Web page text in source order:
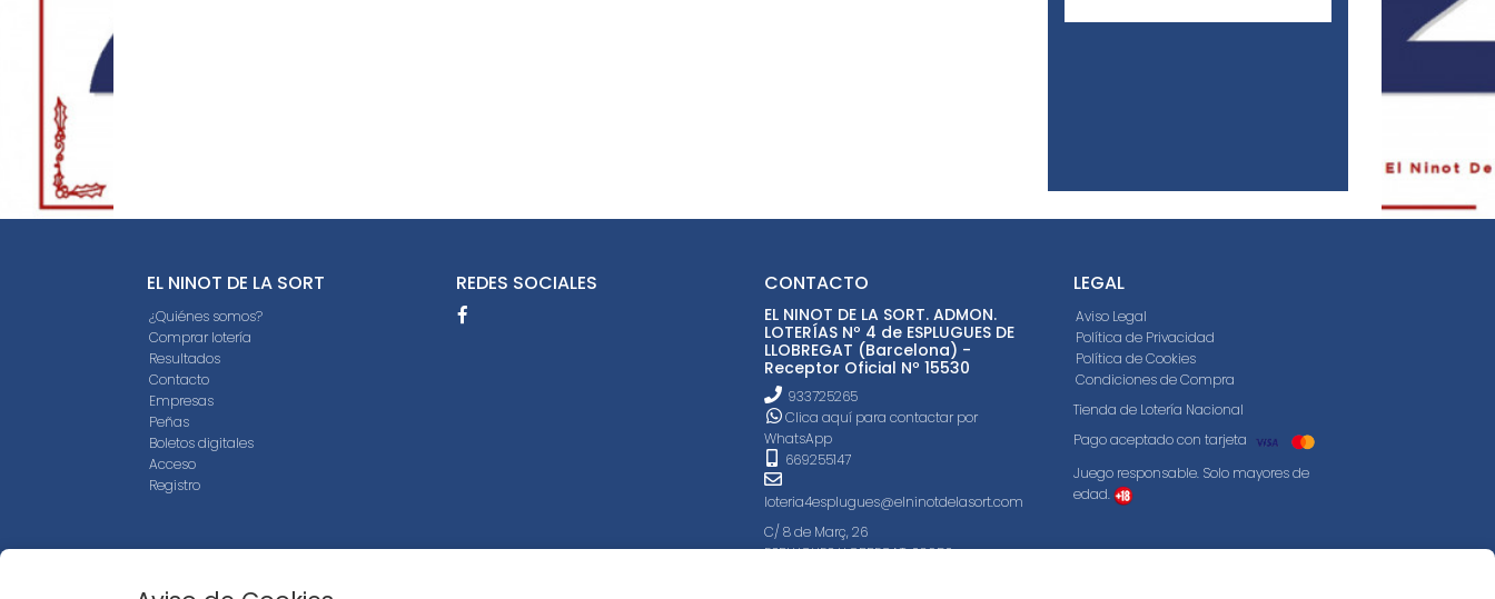
EL NINOT DE LA SORT
¿Quiénes somos?
Comprar lotería
Resultados
Contacto
Empresas
Peñas
Boletos digitales
Acceso
Registro
REDES SOCIALES CONTACTO
EL NINOT DE LA SORT. ADMON.
LOTERÍAS Nº 4 de ESPLUGUES DE
LLOBREGAT (Barcelona) -
Receptor Oficial Nº 15530
933725265
Clica aquí para contactar por
WhatsApp
669255147
loteria4esplugues@elninotdelasort.com
C/ 8 de Març, 26
ESPLUGUES LLOBREGAT, 08950
LEGAL
Aviso Legal
Política de Privacidad
Política de Cookies
Condiciones de Compra
Tienda de Lotería Nacional
Pago aceptado con tarjeta
Juego responsable. Solo mayores de
edad.